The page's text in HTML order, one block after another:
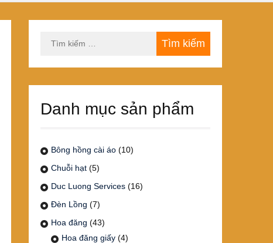
kiếm
Danh mục sản phẩm
Bông hồng cài áo (10)
Chuỗi hạt (5)
Duc Luong Services (16)
Đèn Lồng (7)
Hoa đăng (43)
Hoa đăng giấy (4)